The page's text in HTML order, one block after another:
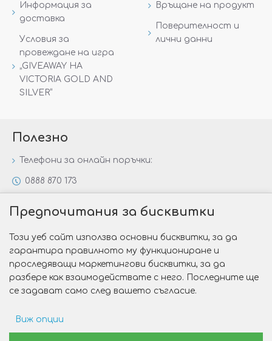
Информация за
доставка
Условия за
провеждане на игра
„GIVEAWAY НА
VICTORIA GOLD AND
SILVER“
Връщане на продукт
Поверителност и
лични данни
Полезно
Телефони за онлайн поръчки:
0888 870 173
Специални предложения
Защо да изберете Victoria Gold&Silver?
Как да изберем годежен пръстен?
Предпочитания за бисквитки
Този уеб сайт използва основни бисквитки, за да
гарантира правилното му функциониране и
проследяващи маркетингови бисквитки, за да
разбере как взаимодействате с него. Последните ще
се задават само след вашето съгласие.
Виж опции